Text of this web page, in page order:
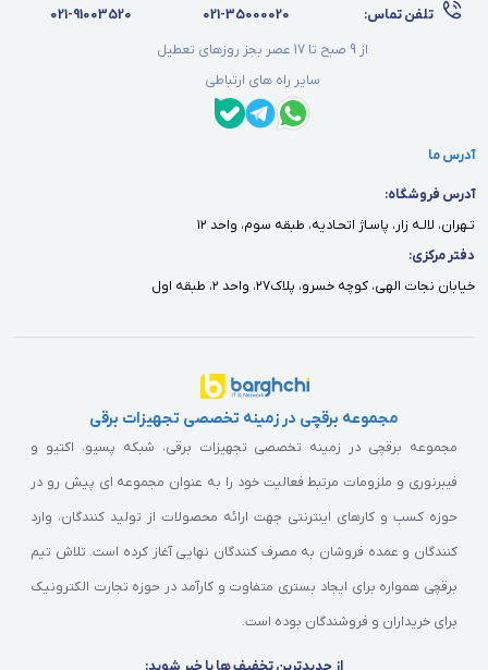
تلفن تماس:
021-35000020
021-91003520
از 9 صبح تا 17 عصر بجز روزهای تعطیل
سایر راه های ارتباطی
آدرس ما
آدرس فروشگاه:
تـهران، لالـه زار، پاسـاژ اتحـاديه، طبقه سوم، واحد ١٢
دفتر مركزى:
خيابان نجات الهى، كوچه خسرو، پلاك٢٧، واحد ٢، طبقه اول
مجموعه برقچی در زمینه تخصصی تجهیزات برقی
مجموعه برقچی در زمینه تخصصی تجهیزات برقی، شبکه پسیو، اکتیو و
فیبرنوری و ملزومات مرتبط فعالیت خود را به عنوان مجموعه ای پیش رو در
حوزه کسب و کارهای اینترنتی جهت ارائه محصولات از تولید کنندگان، وارد
کنندگان و عمده فروشان به مصرف کنندگان نهایی آغاز کرده است. تلاش تیم
برقچی همواره برای ایجاد بستری متفاوت و کارآمد در حوزه تجارت الکترونیک
برای خریداران و فروشندگان بوده است.